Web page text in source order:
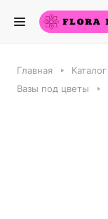
Главная Каталог
Вазы под цветы